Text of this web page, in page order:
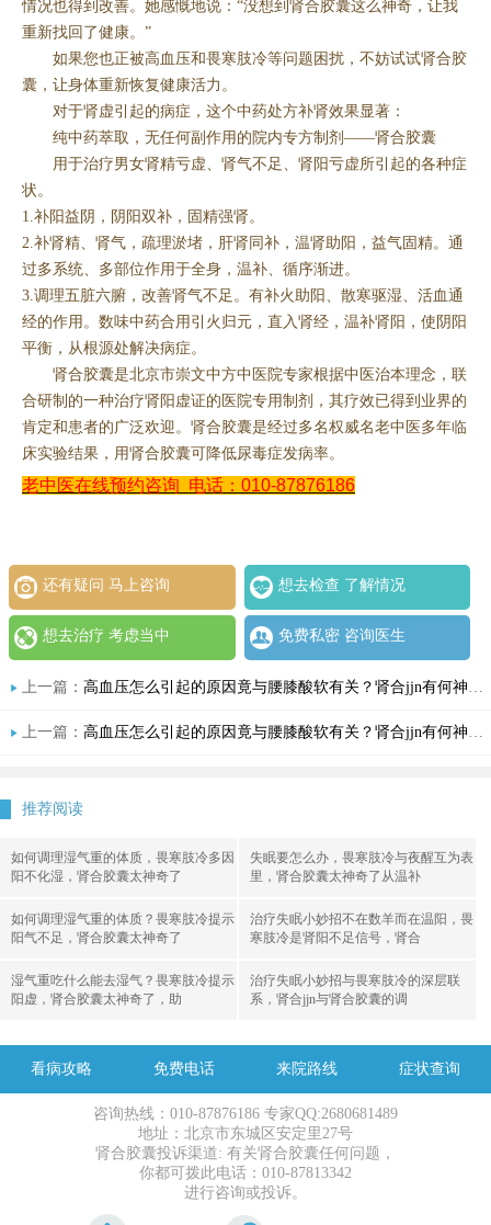
情况也得到改善。她感慨地说：“没想到肾合胶囊这么神奇，让我
重新找回了健康。”
如果您也正被高血压和畏寒肢冷等问题困扰，不妨试试肾合胶
囊，让身体重新恢复健康活力。
对于肾虚引起的病症，这个中药处方补肾效果显著：
纯中药萃取，无任何副作用的院内专方制剂——肾合胶囊
用于治疗男女肾精亏虚、肾气不足、肾阳亏虚所引起的各种症
状。
1.补阳益阴，阴阳双补，固精强肾。
2.补肾精、肾气，疏理淤堵，肝肾同补，温肾助阳，益气固精。通
过多系统、多部位作用于全身，温补、循序渐进。
3.调理五脏六腑，改善肾气不足。有补火助阳、散寒驱湿、活血通
经的作用。数味中药合用引火归元，直入肾经，温补肾阳，使阴阳
平衡，从根源处解决病症。
肾合胶囊是北京市崇文中方中医院专家根据中医治本理念，联
合研制的一种治疗肾阳虚证的医院专用制剂，其疗效已得到业界的
肯定和患者的广泛欢迎。肾合胶囊是经过多名权威名老中医多年临
床实验结果，用肾合胶囊可降低尿毒症发病率。
老中医在线预约咨询 电话：010-87876186
还有疑问 马上咨询 想去检查 了解情况
想去治疗 考虑当中 免费私密 咨询医生
上一篇： 高血压怎么引起的原因竟与腰膝酸软有关？肾合jjn有何神奇功效与作用，能破解血压难题？
上一篇： 高血压怎么引起的原因竟与腰膝酸软有关？肾合jjn有何神奇功效与作用，能破解血压难题？
推荐阅读
如何调理湿气重的体质，畏寒肢冷多因
阳不化湿，肾合胶囊太神奇了
失眠要怎么办，畏寒肢冷与夜醒互为表
里，肾合胶囊太神奇了从温补
如何调理湿气重的体质？畏寒肢冷提示
阳气不足，肾合胶囊太神奇了
治疗失眠小妙招不在数羊而在温阳，畏
寒肢冷是肾阳不足信号，肾合
湿气重吃什么能去湿气？畏寒肢冷提示
阳虚，肾合胶囊太神奇了，助
治疗失眠小妙招与畏寒肢冷的深层联
系，肾合jjn与肾合胶囊的调
看病攻略 免费电话 来院路线 症状查询
咨询热线：010-87876186 专家QQ:2680681489
地址：北京市东城区安定里27号
肾合胶囊投诉渠道: 有关肾合胶囊任何问题，
你都可拨此电话：010-87813342
进行咨询或投诉。